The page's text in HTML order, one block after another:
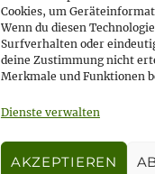
Cookies, um
Wenn du diesen
Surfverhalten oder
deine Zustimmung nicht
Merkmale und Funktionen
Dienste verwalten
AKZEPTIEREN